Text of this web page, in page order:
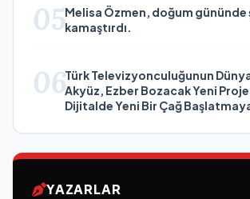
05Melisa Özmen, doğum gününde
kamaştırdı.
06Türk Televizyonculuğunun
Akyüz, Ezber Bozacak Yeni
Dijitalde Yeni Bir Çağ
YAZARLAR